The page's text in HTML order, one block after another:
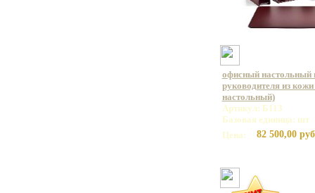
офисный настольный
руководителя из
настольный)
Артикул: Б113
Базовая единица: шт
Цена:
82 500,00